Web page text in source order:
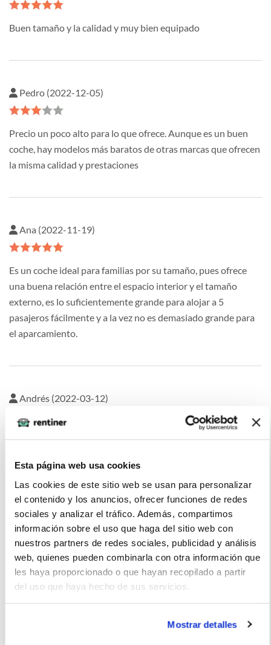
Esta página web usa cookies
Las cookies de este sitio web se usan para personalizar
el contenido y los anuncios, ofrecer funciones de redes
sociales y analizar el tráfico. Además, compartimos
información sobre el uso que haga del sitio web con
nuestros partners de redes sociales, publicidad y análisis
web, quienes pueden combinarla con otra información que
les haya proporcionado o que hayan recopilado a partir
del uso que haya hecho de sus servicios.
Mostrar detalles
Buen tamaño y la calidad y muy bien equipado
Pedro (2022-12-05)
Precio un poco alto para lo que ofrece. Aunque es un buen
coche, hay modelos más baratos de otras marcas que ofrecen
la misma calidad y prestaciones
Ana (2022-11-19)
Es un coche ideal para familias por su tamaño, pues ofrece
una buena relación entre el espacio interior y el tamaño
externo, es lo suficientemente grande para alojar a 5
pasajeros fácilmente y a la vez no es demasiado grande para
el aparcamiento.
Andrés (2022-03-12)
Buen nivel de amortiguación en los asientos y una buena
carreteras de montaña, así como en autopistas
La imagen del coche puede no coincidir con el vehículo
ofertado. Los datos y la información publicada ha sido
obtenida de la empresa ofertante del renting y tiene solo
efectos informativos no contractuales.
Número de oferta:DVC-KIA-19078 6s-8s Última